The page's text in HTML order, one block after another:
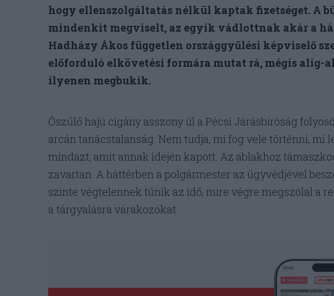
hogy ellenszolgáltatás nélkül kaptak fizetséget. A
mindenkit megviselt, az egyik vádlottnak akár a
Hadházy Ákos független országgyűlési képviselő
előforduló elkövetési formára mutat rá, mégis alig-
ilyenen megbukik.
Őszülő hajú cigány asszony ül a Pécsi Járásbíróság
arcán tanácstalanság. Nem tudja, mi fog vele történni, mi
mindazt, amit annak idején kapott. Az ablakhoz
zavartan. A háttérben a polgármester az ügyvédjével
szinte végtelennek tűnik az idő, mire végre megszólal a
a tárgyalásra várakozókat.